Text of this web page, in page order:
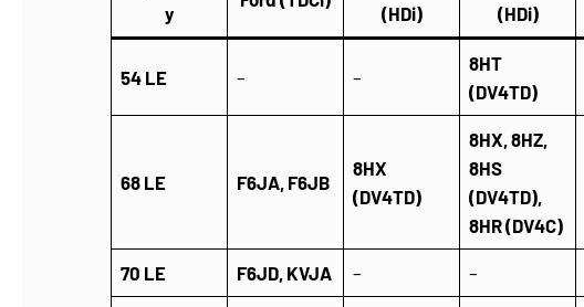
y
(HDi)
(HDi)
54 LE – –
8HT
(DV4TD)
68 LE F6JA, F6JB
8HX
(DV4TD)
8HX, 8HZ,
8HS
(DV4TD),
8HR (DV4C)
70 LE F6JD, KVJA – –